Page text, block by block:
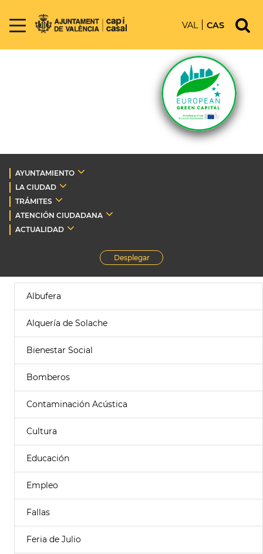
VAL CAS
AYUNTAMIENTO
LA CIUDAD
TRÁMITES
ATENCIÓN CIUDADANA
ACTUALIDAD
Desplegar
Albufera
Alquería de Solache
Bienestar Social
Bomberos
Contaminación Acústica
Cultura
Educación
Empleo
Fallas
Feria de Julio